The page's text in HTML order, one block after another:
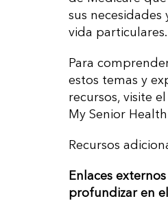
sus necesidades
vida particulares.
Para
estos temas y
recursos, visite
My Senior
Recursos
Enlaces
profundizar en